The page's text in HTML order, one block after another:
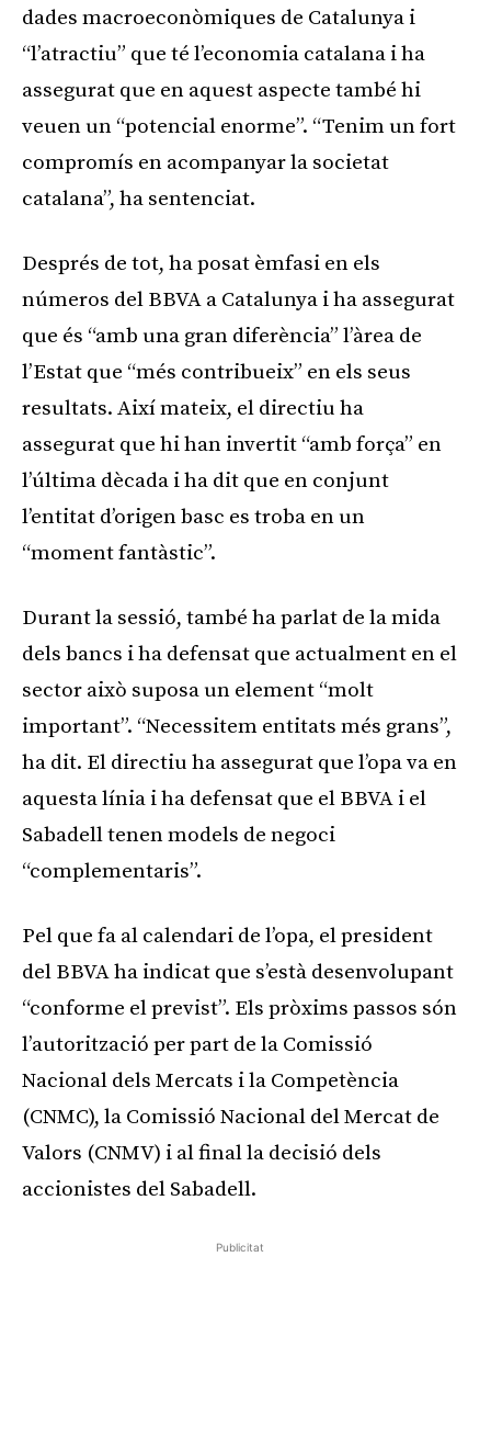
dades macroeconòmiques de Catalunya i
“l’atractiu” que té l’economia catalana i ha
assegurat que en aquest aspecte també hi
veuen un “potencial enorme”. “Tenim un fort
compromís en acompanyar la societat
catalana”, ha sentenciat.
Després de tot, ha posat èmfasi en els
números del BBVA a Catalunya i ha assegurat
que és “amb una gran diferència” l’àrea de
l’Estat que “més contribueix” en els seus
resultats. Així mateix, el directiu ha
assegurat que hi han invertit “amb força” en
l’última dècada i ha dit que en conjunt
l’entitat d’origen basc es troba en un
“moment fantàstic”.
Durant la sessió, també ha parlat de la mida
dels bancs i ha defensat que actualment en el
sector això suposa un element “molt
important”. “Necessitem entitats més grans”,
ha dit. El directiu ha assegurat que l’opa va en
aquesta línia i ha defensat que el BBVA i el
Sabadell tenen models de negoci
“complementaris”.
Pel que fa al calendari de l’opa, el president
del BBVA ha indicat que s’està desenvolupant
“conforme el previst”. Els pròxims passos són
l’autorització per part de la Comissió
Nacional dels Mercats i la Competència
(CNMC), la Comissió Nacional del Mercat de
Valors (CNMV) i al final la decisió dels
accionistes del Sabadell.
Publicitat